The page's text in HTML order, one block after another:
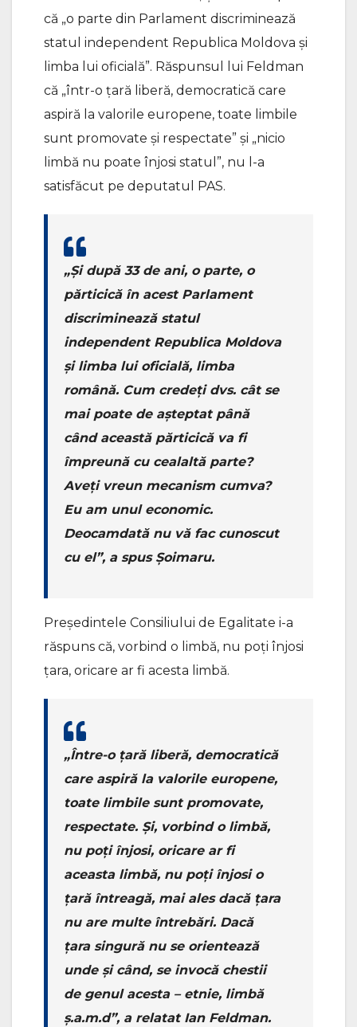
că „o parte din Parlament discriminează
statul independent Republica Moldova și
limba lui oficială”. Răspunsul lui Feldman
că „într-o țară liberă, democratică care
aspiră la valorile europene, toate limbile
sunt promovate și respectate” și „nicio
limbă nu poate înjosi statul”, nu l-a
satisfăcut pe deputatul PAS.
„Și după 33 de ani, o parte, o
părticică în acest Parlament
discriminează statul
independent Republica Moldova
și limba lui oficială, limba
română. Cum credeți dvs. cât se
mai poate de așteptat până
când această părticică va fi
împreună cu cealaltă parte?
Aveți vreun mecanism cumva?
Eu am unul economic.
Deocamdată nu vă fac cunoscut
cu el”, a spus Șoimaru.
Președintele Consiliului de Egalitate i-a
răspuns că, vorbind o limbă, nu poți înjosi
țara, oricare ar fi acesta limbă.
„Între-o țară liberă, democratică
care aspiră la valorile europene,
toate limbile sunt promovate,
respectate. Și, vorbind o limbă,
nu poți înjosi, oricare ar fi
aceasta limbă, nu poți înjosi o
țară întreagă, mai ales dacă țara
nu are multe întrebări. Dacă
țara singură nu se orientează
unde și când, se invocă chestii
de genul acesta – etnie, limbă
ș.a.m.d”, a relatat Ian Feldman.